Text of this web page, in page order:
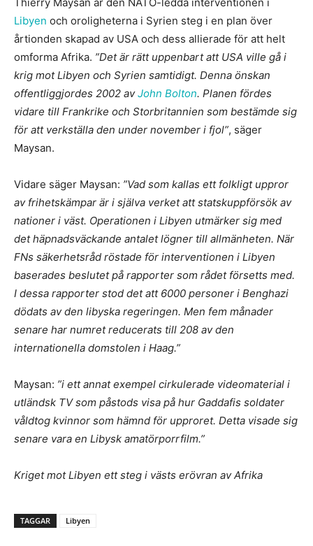
Libyen och oroligheterna i Syrien steg i en plan över
årtionden skapad av USA och dess allierade för att helt
omforma Afrika. ”Det är rätt uppenbart att USA ville gå i
krig mot Libyen och Syrien samtidigt. Denna önskan
offentliggjordes 2002 avJohn Bolton. Planen fördes
vidare till Frankrike och Storbritannien som bestämde sig
för att verkställa den under november i fjol”, säger
Maysan.
Vidare säger Maysan: ”Vad som kallas ett folkligt uppror
av frihetskämpar är i själva verket att statskuppförsök av
nationer i väst. Operationen i Libyen utmärker sig med
det häpnadsväckande antalet lögner till allmänheten. När
FNs säkerhetsråd röstade för interventionen i Libyen
baserades beslutet på rapporter som rådet försetts med.
I dessa rapporter stod det att 6000 personer i Benghazi
dödats av den libyska regeringen. Men fem månader
senare har numret reducerats till 208 av den
internationella domstolen i Haag.”
Maysan: ”i ett annat exempel cirkulerade videomaterial i
utländsk TV som påstods visa på hur Gaddafis soldater
våldtog kvinnor som hämnd för upproret. Detta visade sig
senare vara en Libysk amatörporrfilm.”
Kriget mot Libyen ett steg i västs erövran av Afrika
TAGGAR Libyen